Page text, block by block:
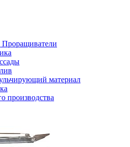
Проращиватели
материал
производства